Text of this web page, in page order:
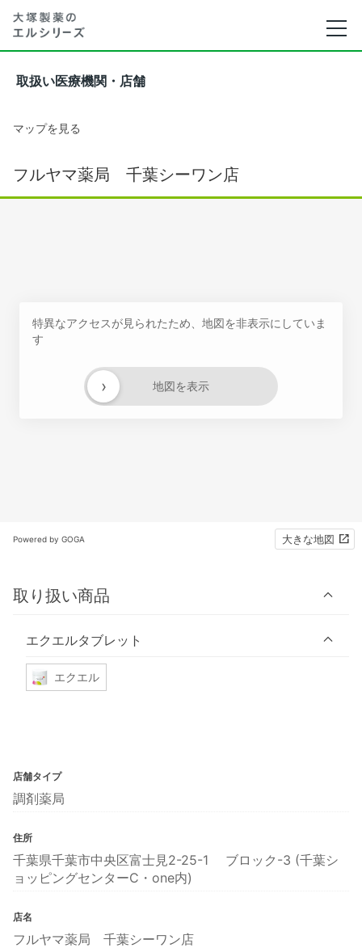
取扱い医療機関・店舗
マップを見る
フルヤマ薬局 千葉シーワン店
特異なアクセスが見られたため、地図を非表示にしていま
す
地図を表示
›
Powered by GOGA 大きな地図
取り扱い商品
エクエルタブレット
エクエル
店舗タイプ
調剤薬局
住所
千葉県千葉市中央区富士見2-25-1 ブロック-3 (千葉シ
ョッピングセンターC・one内)
店名
フルヤマ薬局 千葉シーワン店